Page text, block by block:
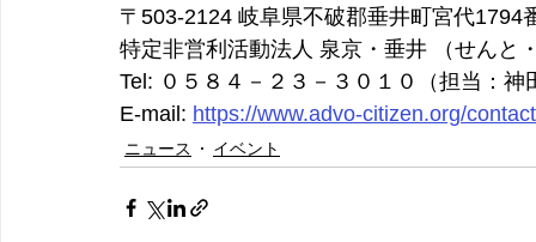
〒503‐2124 岐阜県不破郡垂井町宮代1794
特定非営利活動法人 泉京・垂井 （せんと
Tel: ０５８４－２３－３０１０（担当：神
E-mail: https://www.advo-citizen.org/contact
ニュース イベント